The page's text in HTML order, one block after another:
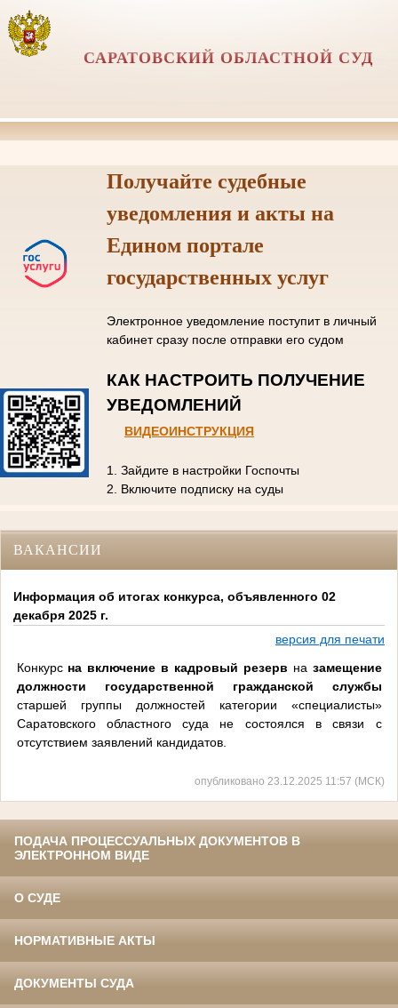
САРАТОВСКИЙ ОБЛАСТНОЙ СУД
Получайте судебные
уведомления и акты на
Едином портале
государственных услуг
Электронное уведомление поступит в личный
кабинет сразу после отправки его судом
КАК НАСТРОИТЬ ПОЛУЧЕНИЕ
УВЕДОМЛЕНИЙ
ВИДЕОИНСТРУКЦИЯ
1. Зайдите в настройки Госпочты
2. Включите подписку на суды
ВАКАНСИИ
Информация об итогах конкурса, объявленного 02
декабря 2025 г.
версия для печати
Конкурс на включение в кадровый резерв на замещение
должности государственной гражданской службы
старшей группы должностей категории «специалисты»
Саратовского областного суда
не состоялся в связи с
отсутствием заявлений кандидатов.
опубликовано 23.12.2025 11:57 (МСК)
ПОДАЧА ПРОЦЕССУАЛЬНЫХ ДОКУМЕНТОВ В
ЭЛЕКТРОННОМ ВИДЕ
О СУДЕ
НОРМАТИВНЫЕ АКТЫ
ДОКУМЕНТЫ СУДА